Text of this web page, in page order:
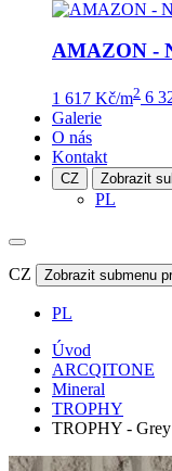
AMAZON -
1 617 Kč/m2 6
Galerie
O nás
Kontakt
CZ Zobrazit
PL
CZ Zobrazit submenu
PL
Úvod
ARCQITONE
Mineral
TROPHY
TROPHY - Grey